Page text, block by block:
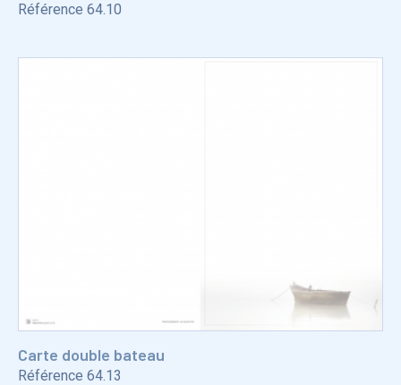
Référence 64.10
Carte double bateau
Référence 64.13